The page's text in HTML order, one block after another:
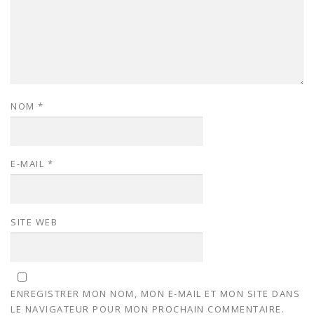
NOM *
E-MAIL *
SITE WEB
ENREGISTRER MON NOM, MON E-MAIL ET MON SITE DANS
LE NAVIGATEUR POUR MON PROCHAIN COMMENTAIRE.